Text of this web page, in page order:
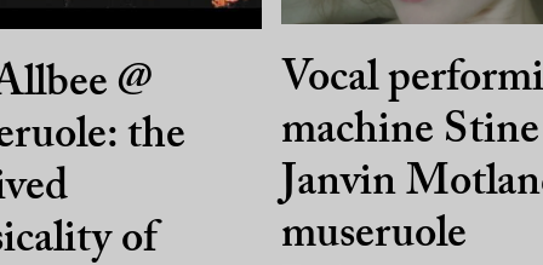
@
the
of
Vocal
machine Stine
Janvin
museruole